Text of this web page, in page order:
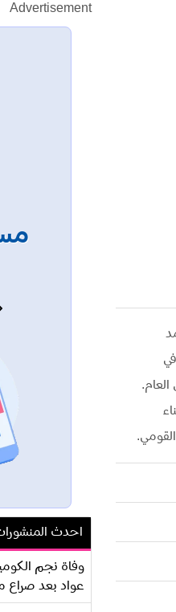
في
Advertisement
احدث
وفاة نجم
عواد بعد صراع